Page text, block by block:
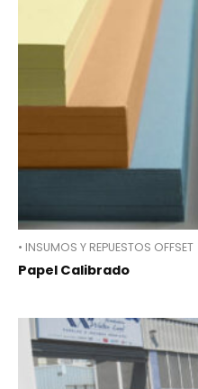
• INSUMOS Y REPUESTOS OFFSET
Papel Calibrado